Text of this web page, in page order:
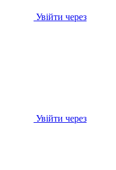
Увійти через
Увійти через